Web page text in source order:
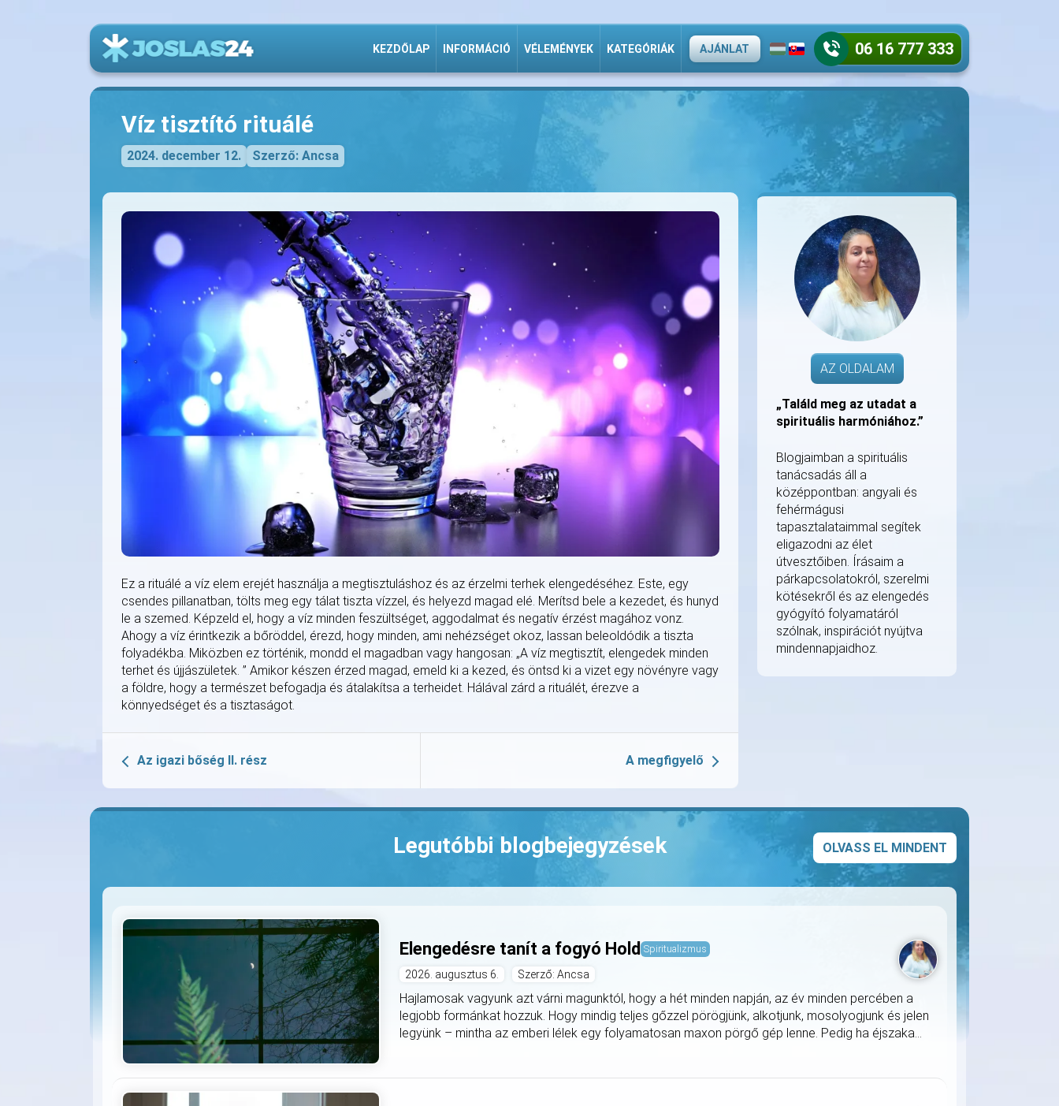
KEZDŐLAP INFORMÁCIÓ VÉLEMÉNYEK KATEGÓRIÁK AJÁNLAT 06 16 777 333
Víz tisztító rituálé
2024. december 12. Szerző: Ancsa
Ez a rituálé a víz elem erejét használja a megtisztuláshoz és az érzelmi terhek elengedéséhez. Este, egy
csendes pillanatban, tölts meg egy tálat tiszta vízzel, és helyezd magad elé. Merítsd bele a kezedet, és hunyd
le a szemed. Képzeld el, hogy a víz minden feszültséget, aggodalmat és negatív érzést magához vonz.
Ahogy a víz érintkezik a bőröddel, érezd, hogy minden, ami nehézséget okoz, lassan beleoldódik a tiszta
folyadékba. Miközben ez történik, mondd el magadban vagy hangosan: „A víz megtisztít, elengedek minden
terhet és újjászületek. ” Amikor készen érzed magad, emeld ki a kezed, és öntsd ki a vizet egy növényre vagy
a földre, hogy a természet befogadja és átalakítsa a terheidet. Hálával zárd a rituálét, érezve a
könnyedséget és a tisztaságot.
Az igazi bőség II. rész A megfigyelő
AZ OLDALAM
„Találd meg az utadat a
spirituális harmóniához.”
Blogjaimban a spirituális
tanácsadás áll a
középpontban: angyali és
fehérmágusi
tapasztalataimmal segítek
eligazodni az élet
útvesztőiben. Írásaim a
párkapcsolatokról, szerelmi
kötésekről és az elengedés
gyógyító folyamatáról
szólnak, inspirációt nyújtva
mindennapjaidhoz.
Legutóbbi blogbejegyzések OLVASS EL MINDENT
Elengedésre tanít a fogyó Hold Spiritualizmus
2026. augusztus 6. Szerző: Ancsa
Hajlamosak vagyunk azt várni magunktól, hogy a hét minden napján, az év minden percében a
legjobb formánkat hozzuk. Hogy mindig teljes gőzzel pörögjünk, alkotjunk, mosolyogjunk és jelen
legyünk – mintha az emberi lélek egy folyamatosan maxon pörgő gép lenne. Pedig ha éjszaka...